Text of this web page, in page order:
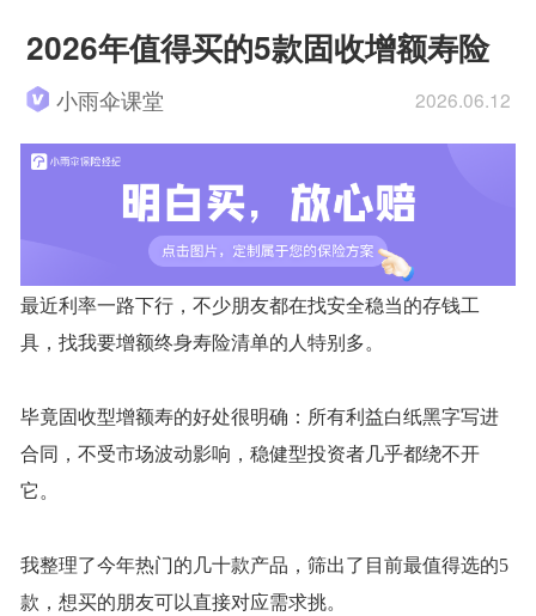
2026年值得买的5款固收增额寿险
小雨伞课堂 2026.06.12
最近利率一路下行，不少朋友都在找安全稳当的存钱工
具，找我要增额终身寿险清单的人特别多。
毕竟固收型增额寿的好处很明确：所有利益白纸黑字写进
合同，不受市场波动影响，稳健型投资者几乎都绕不开
它。
我整理了今年热门的几十款产品，筛出了目前最值得选的5
款，想买的朋友可以直接对应需求挑。